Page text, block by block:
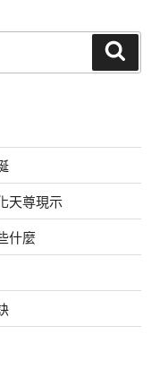
天尊現示
什麼